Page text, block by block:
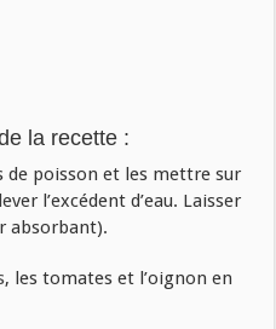
la recette :
de poisson et les mettre sur
l’excédent d’eau. Laisser
absorbant).
, les tomates et l’oignon en